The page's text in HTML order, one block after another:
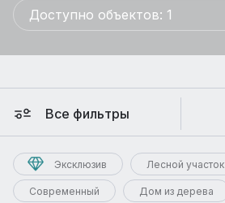
Доступно объектов: 1
Все фильтры
Эксклюзив Лесной участок
Современный Дом из дерева